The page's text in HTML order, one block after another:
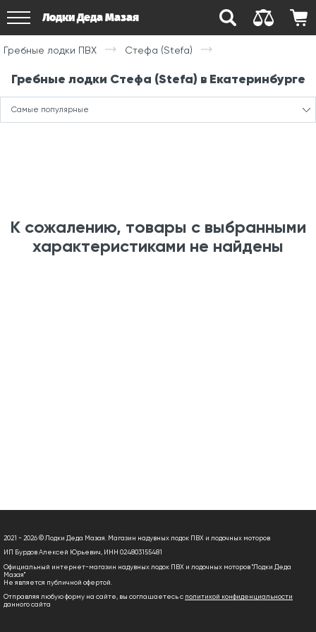
Лодки Деда Мазая
Гребные лодки ПВХ Стефа (Stefa)
Гребные лодки Стефа (Stefa) в Екатеринбурге
Самые популярные
К сожалению, товары с выбранными
характеристиками не найдены
2021 - 2026 © Лодки Деда Мазая. Магазин надувных лодок ПВХ и лодочных моторов
ИП Бурдов Алексей Юрьевич, ИНН 024803155481
Официальный интернет-магазин надувных лодок ПВХ и лодочных моторов "Лодки Деда
Мазая"
Не является публичной офертой.
Отправляя любую форму на сайте, вы соглашаетесь с политикой конфиденциальности
данного сайта